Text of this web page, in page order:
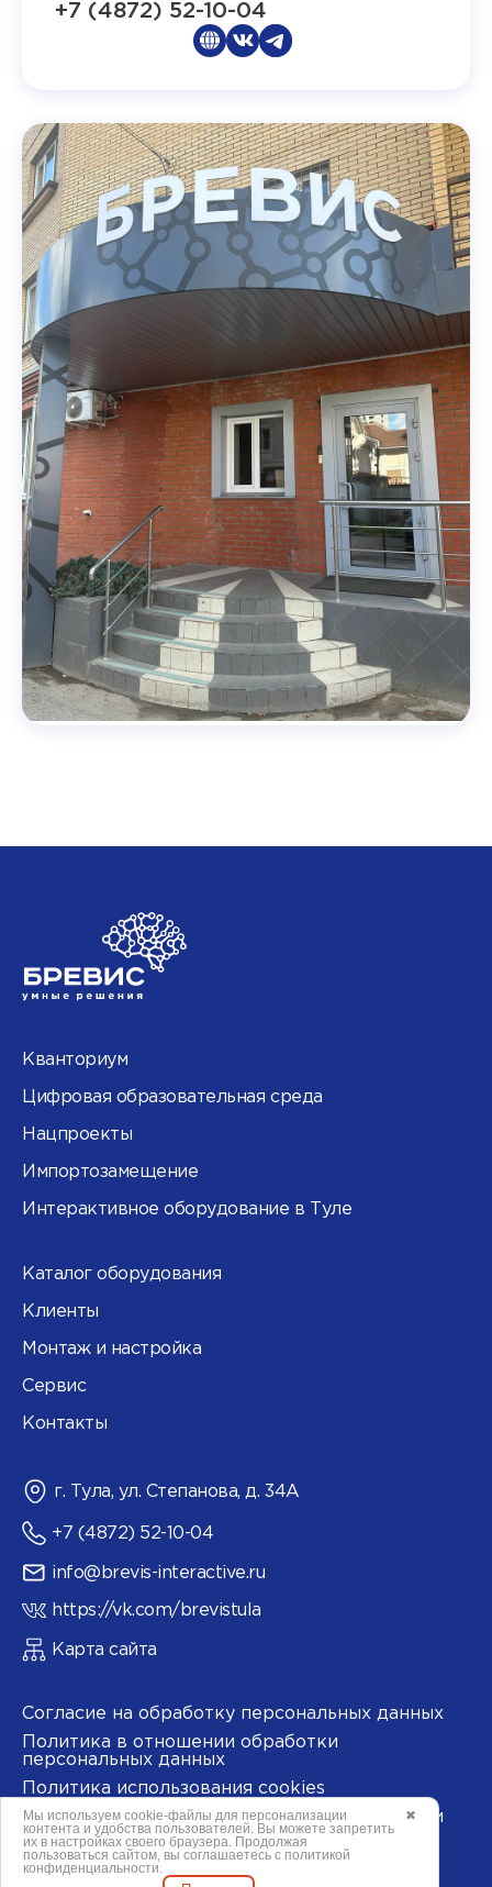
+7 (4872) 52-10-04
Кванториум
Цифровая образовательная среда
Нацпроекты
Импортозамещение
Интерактивное оборудование в Туле
Каталог оборудования
Клиенты
Монтаж и настройка
Сервис
Контакты
г. Тула, ул. Степанова, д. 34А
+7 (4872) 52-10-04
info@brevis-interactive.ru
https://vk.com/brevistula
Карта сайта
Согласие на обработку персональных данных
Политика в отношении обработки
персональных данных
Политика использования cookies
Согласие на обработку данных метрическими
программами
✖
Мы используем cookie-файлы для персонализации
контента и удобства пользователей. Вы можете запретить
их в настройках своего браузера. Продолжая
пользоваться сайтом, вы соглашаетесь с политикой
конфиденциальности.